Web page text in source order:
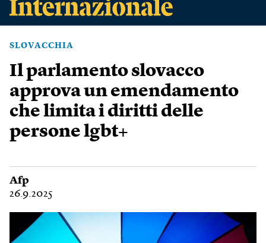
SLOVACCHIA
Il parlamento slovacco
approva un emendamento
che limita i diritti delle
persone lgbt+
Afp
26.9.2025